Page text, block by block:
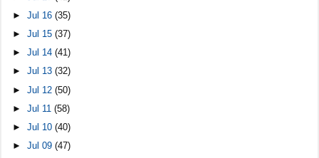
►Jul 16(35)
►Jul 15(37)
►Jul 14(41)
►Jul 13(32)
►Jul 12(50)
►Jul 11(58)
►Jul 10(40)
►Jul 09(47)